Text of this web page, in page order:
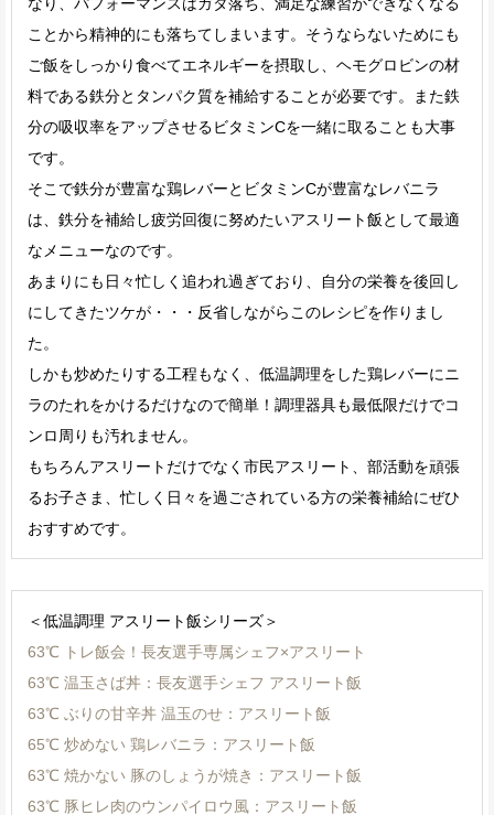
なり、パフォーマンスはガタ落ち、満足な練習ができなくなる
ことから精神的にも落ちてしまいます。そうならないためにも
ご飯をしっかり食べてエネルギーを摂取し、ヘモグロビンの材
料である鉄分とタンパク質を補給することが必要です。また鉄
分の吸収率をアップさせるビタミンCを一緒に取ることも大事
です。
そこで鉄分が豊富な鶏レバーとビタミンCが豊富なレバニラ
は、鉄分を補給し疲労回復に努めたいアスリート飯として最適
なメニューなのです。
あまりにも日々忙しく追われ過ぎており、自分の栄養を後回し
にしてきたツケが・・・反省しながらこのレシピを作りまし
た。
しかも炒めたりする工程もなく、低温調理をした鶏レバーにニ
ラのたれをかけるだけなので簡単！調理器具も最低限だけでコ
ンロ周りも汚れません。
もちろんアスリートだけでなく市民アスリート、部活動を頑張
るお子さま、忙しく日々を過ごされている方の栄養補給にぜひ
おすすめです。
＜低温調理 アスリート飯シリーズ＞
63℃ トレ飯会！長友選手専属シェフ×アスリート
63℃ 温玉さば丼：長友選手シェフ アスリート飯
63℃ ぶりの甘辛丼 温玉のせ：アスリート飯
65℃ 炒めない 鶏レバニラ：アスリート飯
63℃ 焼かない 豚のしょうが焼き：アスリート飯
63℃ 豚ヒレ肉のウンパイロウ風：アスリート飯